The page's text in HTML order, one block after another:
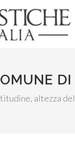
DI
altezza